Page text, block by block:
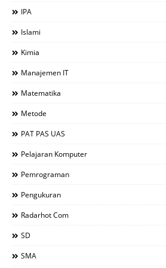
IPA
Islami
Kimia
Manajemen IT
Matematika
Metode
PAT PAS UAS
Pelajaran Komputer
Pemrograman
Pengukuran
Radarhot Com
SD
SMA